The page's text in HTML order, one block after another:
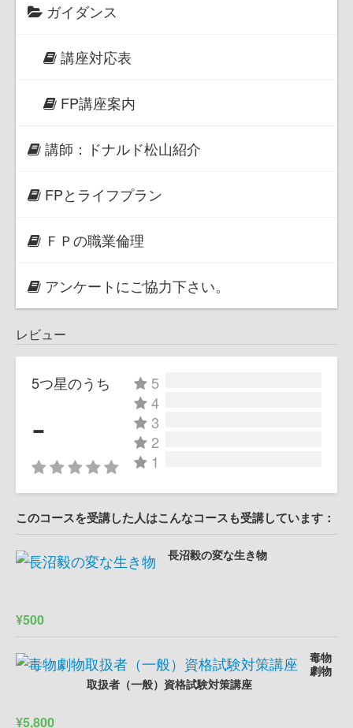
ガイダンス
講座対応表
FP講座案内
講師：ドナルド松山紹介
FPとライフプラン
ＦＰの職業倫理
アンケートにご協力下さい。
レビュー
5つ星のうち
-
5
4
3
2
1
このコースを受講した人はこんなコースも受講しています：
長沼毅の変な生き物
¥500
毒物
劇物
取扱者（一般）資格試験対策講座
¥5,800